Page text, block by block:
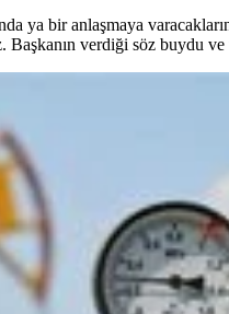
ya bir anlaşmaya
verdiği söz buydu